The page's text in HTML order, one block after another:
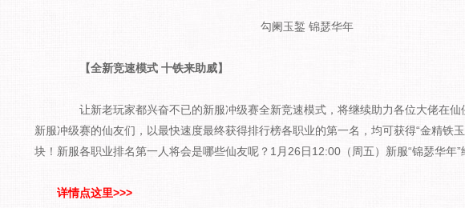
勾阑玉錾 锦瑟华年
【全新竞速模式 十铁来助威】
让新老玩家都兴奋不已的新服冲级赛全新竞速模式，将继续助力各位大佬在仙
新服冲级赛的仙友们，以最快速度最终获得排行榜各职业的第一名，均可获得“金精铁
块！新服各职业排名第一人将会是哪些仙友呢？1月26日12:00（周五）新服“锦瑟华年”
详情点这里>>>